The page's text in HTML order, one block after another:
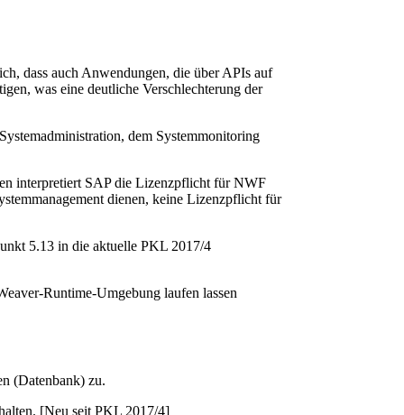
dass auch Anwendungen, die über APIs auf
was eine deutliche Verschlechterung der
dem Systemmonitoring
interpretiert SAP die Lizenzpflicht für NWF
dienen, keine Lizenzpflicht für
5.13 in die aktuelle PKL 2017/4
Runtime-Umgebung laufen lassen
(Datenbank) zu.
[Neu seit PKL 2017/4]